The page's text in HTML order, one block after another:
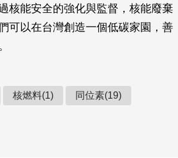
核能安全的強化與監督，核能廢棄
可以在台灣創造一個低碳家園，善
核燃料(1) 同位素(19)